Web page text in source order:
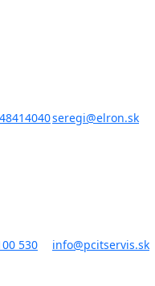
seregi@elron.sk
530 info@pcitservis.sk